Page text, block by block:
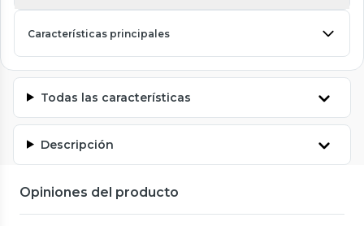
Características principales
Todas las características
Descripción
Opiniones del producto